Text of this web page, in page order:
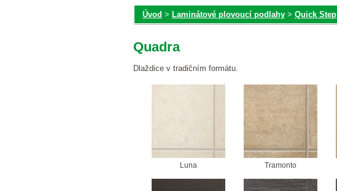
Úvod > Laminátové plovoucí podlahy > Quick Step
Quadra
Dlaždice v tradičním formátu.
Luna Tramonto